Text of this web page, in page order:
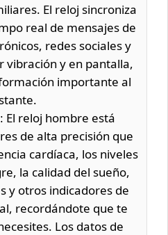
El reloj sincroniza
real de mensajes de
redes sociales y
vibración y en pantalla,
importante al
El reloj hombre está
de alta precisión que
cardíaca, los niveles
la calidad del sueño,
y otros indicadores de
recordándote que te
Los datos de